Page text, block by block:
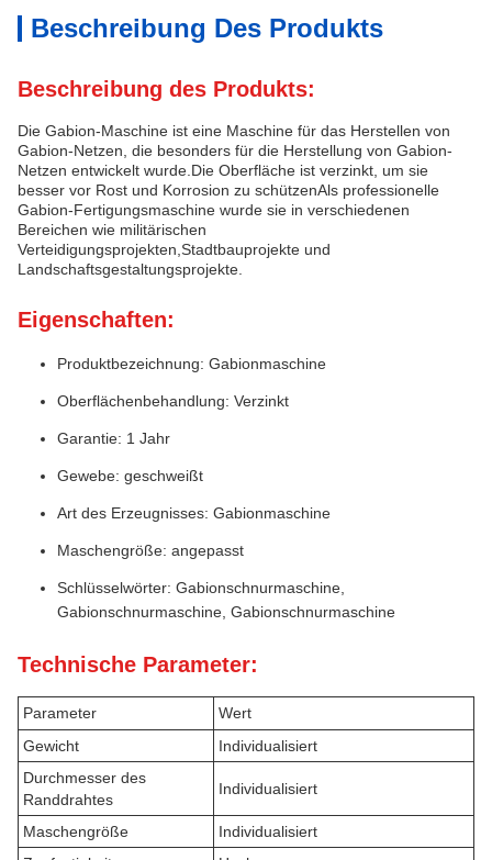
Beschreibung Des Produkts
Beschreibung des Produkts:
Die Gabion-Maschine ist eine Maschine für das Herstellen von
Gabion-Netzen, die besonders für die Herstellung von Gabion-
Netzen entwickelt wurde.Die Oberfläche ist verzinkt, um sie
besser vor Rost und Korrosion zu schützenAls professionelle
Gabion-Fertigungsmaschine wurde sie in verschiedenen
Bereichen wie militärischen
Verteidigungsprojekten,Stadtbauprojekte und
Landschaftsgestaltungsprojekte.
Eigenschaften:
Produktbezeichnung: Gabionmaschine
Oberflächenbehandlung: Verzinkt
Garantie: 1 Jahr
Gewebe: geschweißt
Art des Erzeugnisses: Gabionmaschine
Maschengröße: angepasst
Schlüsselwörter: Gabionschnurmaschine,
Gabionschnurmaschine, Gabionschnurmaschine
Technische Parameter:
Parameter
Wert
Gewicht
Individualisiert
Durchmesser des
Randdrahtes
Individualisiert
Maschengröße
Individualisiert